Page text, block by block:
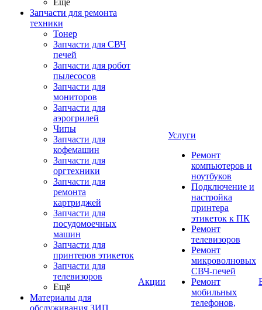
Ещё
Запчасти для ремонта
техники
Тонер
Запчасти для СВЧ
печей
Запчасти для робот
пылесосов
Запчасти для
мониторов
Запчасти для
аэрогрилей
Чипы
Запчасти для
кофемашин
Запчасти для
оргтехники
Запчасти для
ремонта
картриджей
Запчасти для
посудомоечных
машин
Запчасти для
принтеров этикеток
Запчасти для
телевизоров
Ещё
Материалы для
обслуживания ЗИП
Акции
Услуги
Ремонт
компьютеров и
ноутбуков
Подключение и
настройка
принтера
этикеток к ПК
Ремонт
телевизоров
Ремонт
микроволновых
СВЧ-печей
Ремонт
мобильных
телефонов,